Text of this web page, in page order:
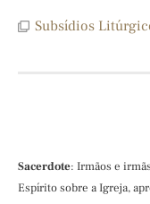
Subsídios
Sacerdote: Irmãos e
Espírito sobre a Igreja,